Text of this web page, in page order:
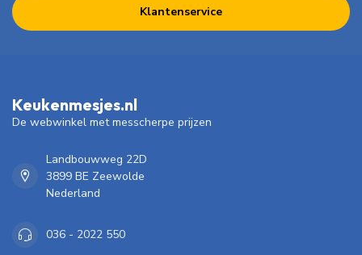
Klantenservice
Keukenmesjes.nl
De webwinkel met messcherpe prijzen
Landbouwweg 22D
3899 BE Zeewolde
Nederland
036 - 2022 550